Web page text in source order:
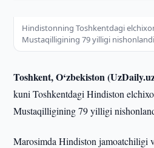
Hindistonning Toshkentdagi
Mustaqilligining 79 yilligi nishonlandi
Toshkent, O‘zbekiston
kuni Toshkentdagi Hindiston
Mustaqilligining 79 yilligi
Marosimda Hindiston jamoatchiligi